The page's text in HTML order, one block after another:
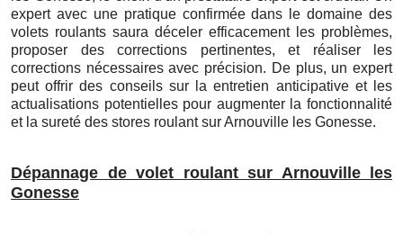
expert avec une pratique confirmée dans le domaine des
volets roulants saura déceler efficacement les problèmes,
proposer des corrections pertinentes, et réaliser les
corrections nécessaires avec précision. De plus, un expert
peut offrir des conseils sur la entretien anticipative et les
actualisations potentielles pour augmenter la fonctionnalité
et la sureté des stores roulantsur Arnouville les Gonesse.
Dépannage de volet roulant sur Arnouville les
Gonesse